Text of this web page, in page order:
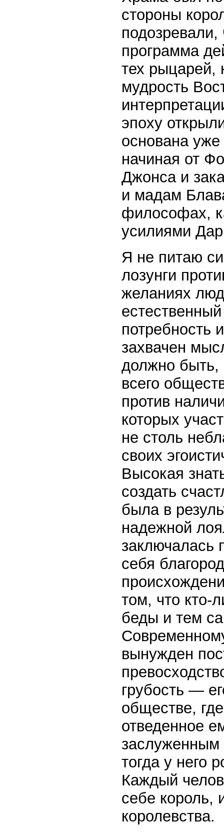
стороны
подозревали,
программа
тех рыцарей,
мудрость
эпоху
основана
начиная от
Джонса и
и мадам
философах,
усилиями
Я не питаю
лозунги
желаниях
потребность
захвачен
должно быть,
всего
против
которых
не столь
своих
Высокая
создать
была в
надежной
заключалась
себя
том, что кто-
беды и тем
вынужден
грубость —
обществе,
отведенное
тогда у него
Каждый
себе король,
королевства.